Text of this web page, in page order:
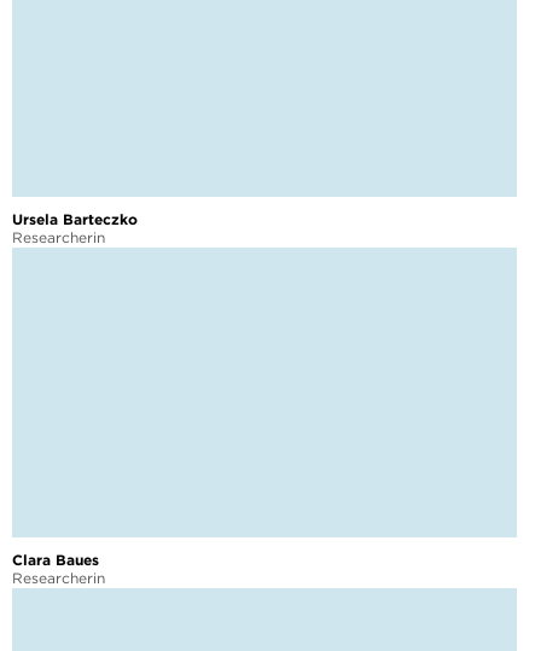
Ursela Barteczko
Researcherin
Clara Baues
Researcherin